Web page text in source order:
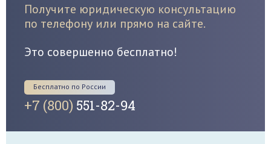
Получите юридическую консультацию
по телефону или прямо на сайте.
Это совершенно бесплатно!
Бесплатно по России
+7 (800) 551-82-94